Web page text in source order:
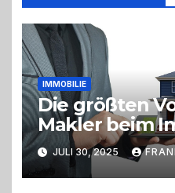
IMMOBILIE
Die größten
Makler beim
einzuschalten
JULI 30, 2025